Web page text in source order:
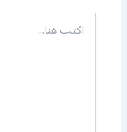
اكتب
هنا...